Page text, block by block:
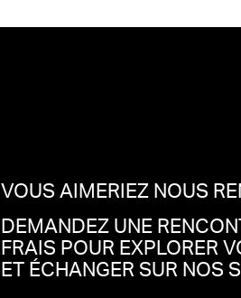
VOUS AIMERIEZ NOUS
DEMANDEZ UNE
FRAIS POUR EXPLORER
ET ÉCHANGER SUR NOS